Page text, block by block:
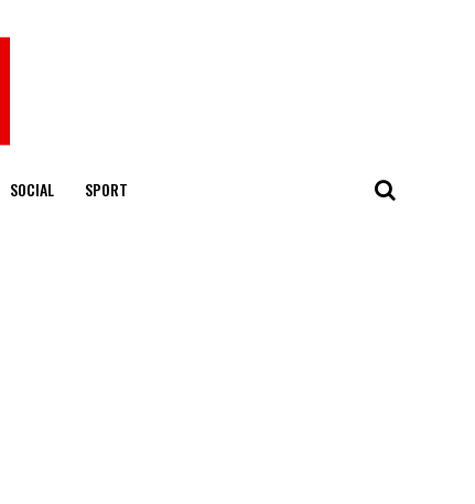
SOCIAL SPORT